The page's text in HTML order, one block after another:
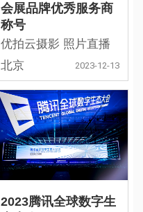
会展品牌优秀服务商
称号
优拍云摄影 照片直播
北京
2023-12-13
2023腾讯全球数字生